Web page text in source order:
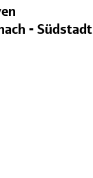
- Südstadt